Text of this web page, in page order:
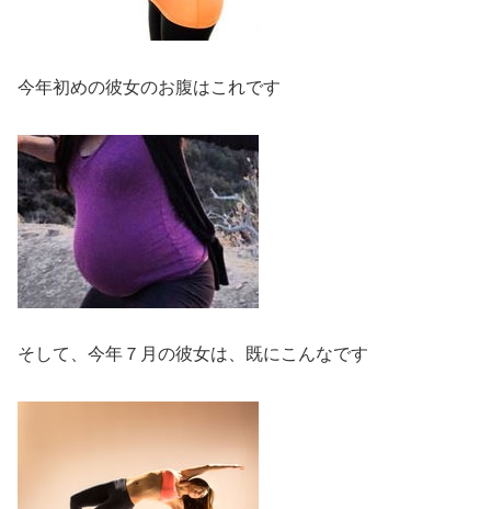
今年初めの彼女のお腹はこれです
そして、今年７月の彼女は、既にこんなです